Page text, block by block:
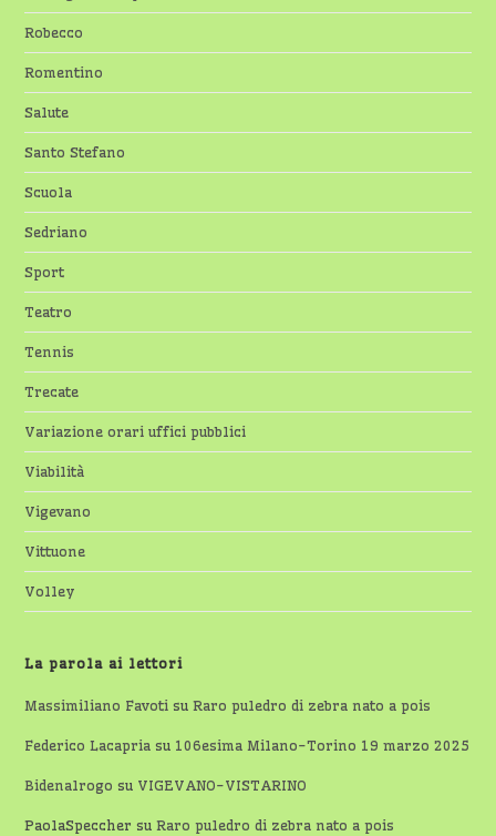
Robecco
Romentino
Salute
Santo Stefano
Scuola
Sedriano
Sport
Teatro
Tennis
Trecate
Variazione orari uffici pubblici
Viabilità
Vigevano
Vittuone
Volley
La parola ai lettori
Massimiliano Favoti suRaro puledro di zebra nato a pois
Federico Lacapria su 106esima Milano-Torino 19 marzo 2025
Bidenalrogo su VIGEVANO-VISTARINO
PaolaSpeccher suRaro puledro di zebra nato a pois